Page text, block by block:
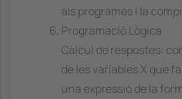
als programes i la
Programació Lògica
Càlcul de respostes:
de les variables X que
una expressió de la